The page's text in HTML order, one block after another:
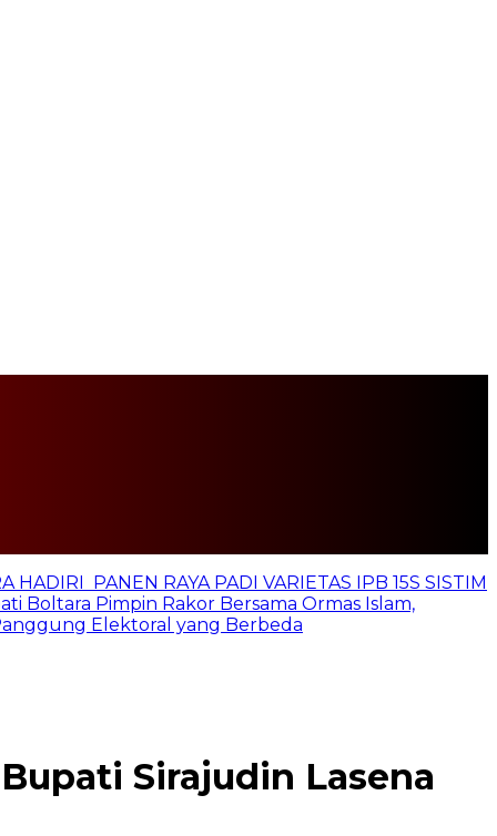
HADIRI PANEN RAYA PADI VARIETAS IPB 15S SISTIM
Boltara Pimpin Rakor Bersama Ormas Islam,
Elektoral yang Berbeda
Sirajudin Lasena